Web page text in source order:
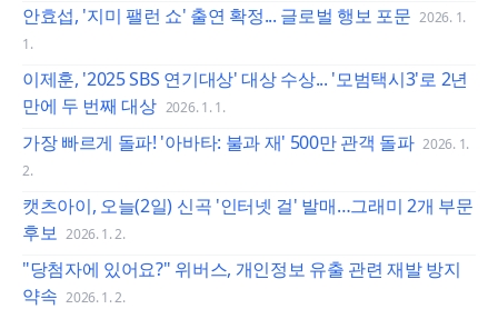
안효섭, '지미 팰런 쇼' 출연 확정... 글로벌 행보 포문 2026. 1.
1.
이제훈, '2025 SBS 연기대상' 대상 수상... '모범택시3'로 2년
만에 두 번째 대상 2026. 1. 1.
가장 빠르게 돌파! '아바타: 불과 재' 500만 관객 돌파 2026. 1.
2.
캣츠아이, 오늘(2일) 신곡 '인터넷 걸' 발매…그래미 2개 부문
후보 2026. 1. 2.
"당첨자에 있어요?" 위버스, 개인정보 유출 관련 재발 방지
약속 2026. 1. 2.